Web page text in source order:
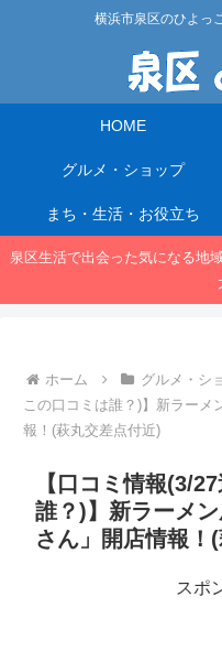
横浜市泉区のひよっ
HOME
グルメ・ショップ
まち・生活・お役立ち
泉区生活で出会った気になる地
ホーム グルメ・シ
この口コミは誰？)】新ラー
報！(萩丸交差点付近)
【口コミ情報(3/
誰？)】新ラーメ
さん」開店情報！
スポ